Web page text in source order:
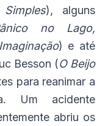
), alguns
no Lago,
) e até
Besson (O Beijo
para reanimar a
Um acidente
abriu os